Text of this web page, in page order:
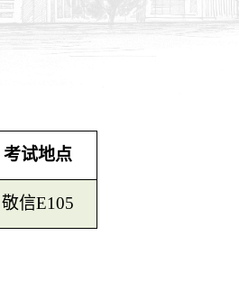
考试地点
敬信E105